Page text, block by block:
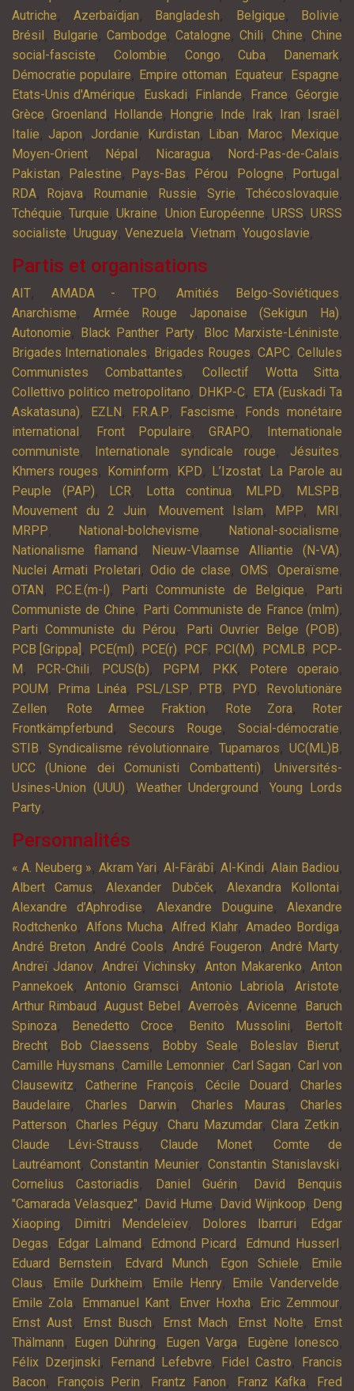
Autriche, Azerbaïdjan, Bangladesh, Belgique, Bolivie,
Brésil , Bulgarie, Cambodge, Catalogne, Chili, Chine, Chine
social-fasciste, Colombie, Congo,Cuba, Danemark,
Démocratie populaire, Empire ottoman, Equateur, Espagne,
Etats-Unis d'Amérique, Euskadi, Finlande, France,Géorgie,
Grèce, Groenland , Hollande, Hongrie, Inde, Irak, Iran, Israël ,
Italie, Japon, Jordanie, Kurdistan, Liban, Maroc, Mexique,
Moyen-Orient, Népal , Nicaragua, Nord-Pas-de-Calais,
Pakistan, Palestine, Pays-Bas, Pérou, Pologne, Portugal ,
RDA, Rojava, Roumanie, Russie, Syrie, Tchécoslovaquie,
Tchéquie,Turquie,Ukraine, Union Européenne, URSS,URSS
socialiste, Uruguay, Venezuela, Vietnam, Yougoslavie,
Partis et organisations
AIT, AMADA - TPO,Amitiés Belgo-Soviétiques,
Anarchisme, Armée Rouge Japonaise (Sekigun Ha),
Autonomie, Black Panther Party, Bloc Marxiste-Léniniste,
Brigades Internationales, Brigades Rouges, CAPC,Cellules
Communistes Combattantes, Collectif Wotta Sitta,
Collettivo politico metropolitano, DHKP-C, ETA (Euskadi Ta
Askatasuna), EZLN , F.R.A.P, Fascisme,
Fonds monétaire
international , Front Populaire, GRAPO,
Internationale
communiste, Internationale syndicale rouge, Jésuites,
Khmers rouges, Kominform, KPD, L’Izostat, La Parole au
Peuple (PAP), LCR, Lotta continua, MLPD, MLSPB,
Mouvement du 2 Juin, Mouvement Islam, MPP, MRI ,
MRPP, National-bolchevisme, National-socialisme,
Nationalisme flamand , Nieuw-Vlaamse Alliantie (N-VA),
Nuclei Armati Proletari, Odio de clase,OMS,Operaïsme,
OTAN , P.C.E.(m-l), Parti Communiste de Belgique,
Parti
Communiste de Chine, Parti Communiste de France (mlm),
Parti Communiste du Pérou, Parti Ouvrier Belge (POB),
PCB [Grippa] , PCE(ml), PCE(r), PCF, PCI(M), PCMLB, PCP-
M , PCR-Chili, PCUS(b), PGPM , PKK, Potere operaio,
POUM , Prima Linéa, PSL/LSP, PTB, PYD,
Revolutionäre
Zellen, Rote Armee Fraktion, Rote Zora,
Roter
Frontkämpferbund , Secours Rouge, Social-démocratie,
STIB, Syndicalisme révolutionnaire, Tupamaros, UC(ML)B,
UCC (Unione dei Comunisti Combattenti),Universités-
Usines-Union (UUU), Weather Underground ,Young Lords
Party,
Personnalités
« A. Neuberg », Akram Yari, Al-Fârâbî, Al-Kindi, Alain Badiou,
Albert Camus,Alexander Dubček, Alexandra Kollontai,
Alexandre d’Aphrodise, Alexandre Douguine, Alexandre
Rodtchenko, Alfons Mucha,Alfred Klahr,Amadeo Bordiga,
André Breton, André Cools, André Fougeron, André Marty,
Andreï Jdanov, Andreï Vichinsky, Anton Makarenko, Anton
Pannekoek,Antonio Gramsci, Antonio Labriola,Aristote,
Arthur Rimbaud ,August Bebel , Averroès, Avicenne, Baruch
Spinoza, Benedetto Croce, Benito Mussolini,
Bertolt
Brecht, Bob Claessens, Bobby Seale, Boleslav Bierut,
Camille Huysmans,Camille Lemonnier, Carl Sagan, Carl von
Clausewitz,Catherine François,Cécile Douard ,Charles
Baudelaire, Charles Darwin, Charles Mauras, Charles
Patterson, Charles Péguy,Charu Mazumdar,Clara Zetkin,
Claude Lévi-Strauss,Claude Monet,Comte de
Lautréamont, Constantin Meunier,Constantin Stanislavski,
Cornelius Castoriadis, Daniel Guérin,
David Benquis
"Camarada Velasquez", David Hume, David Wijnkoop, Deng
Xiaoping, Dimitri Mendeleïev, Dolores Ibarruri,
Edgar
Degas, Edgar Lalmand , Edmond Picard , Edmund Husserl ,
Eduard Bernstein, Edvard Munch, Egon Schiele,
Emile
Claus, Emile Durkheim, Emile Henry, Emile Vandervelde,
Emile Zola, Emmanuel Kant, Enver Hoxha, Eric Zemmour,
Ernst Aust, Ernst Busch, Ernst Mach, Ernst Nolte,
Ernst
Thälmann, Eugen Dühring, Eugen Varga, Eugène Ionesco,
Félix Dzerjinski, Fernand Lefebvre, Fidel Castro,
Francis
Bacon, François Perin, Frantz Fanon, Franz Kafka,
Fred